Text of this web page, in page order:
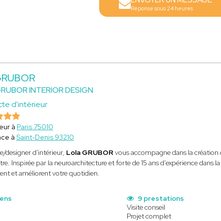
Réponse sous 24 heures
INTERIOR DESIGN
d'intérieur
à Paris 75010
à Saint-Denis 93210
designer d'intérieur, Lola GRUBOR vous accompagne dans la
Inspirée par la neuroarchitecture et forte de 15 ans d'expérience dans
et améliorent votre quotidien.
9 prestations
Visite conseil
Projet complet